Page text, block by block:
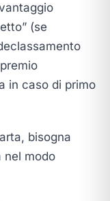
(se
in caso di primo
bisogna
nel modo